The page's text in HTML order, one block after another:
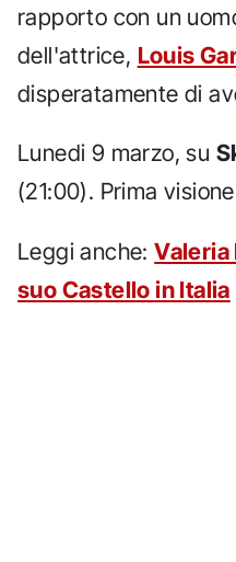
rapporto con un
dell'attrice, Louis
disperatamente di
Lunedi 9 marzo, su
(21:00). Prima
Leggi anche:Valeria
suo Castello in Italia